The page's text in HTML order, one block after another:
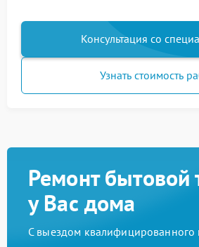
Консультация со
Узнать стоимость
Ремонт бытовой
у Вас дома
С выездом квалифицированного